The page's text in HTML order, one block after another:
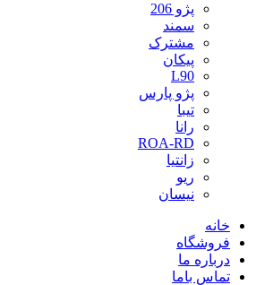
پژو 206
سمند
مشترک
پیکان
L90
پژو پارس
تیبا
رانا
ROA-RD
زانتیا
ریو
نیسان
خانه
فروشگاه
درباره ما
تماس باما